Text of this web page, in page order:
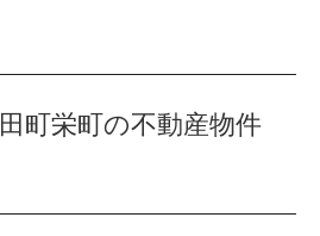
町栄町の不動産物件